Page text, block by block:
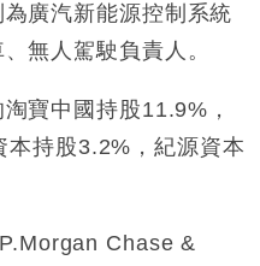
廣汽新能源控制系統
無人駕駛負責人。
寶中國持股11.9%，
持股3.2%，紀源資本
Chase &